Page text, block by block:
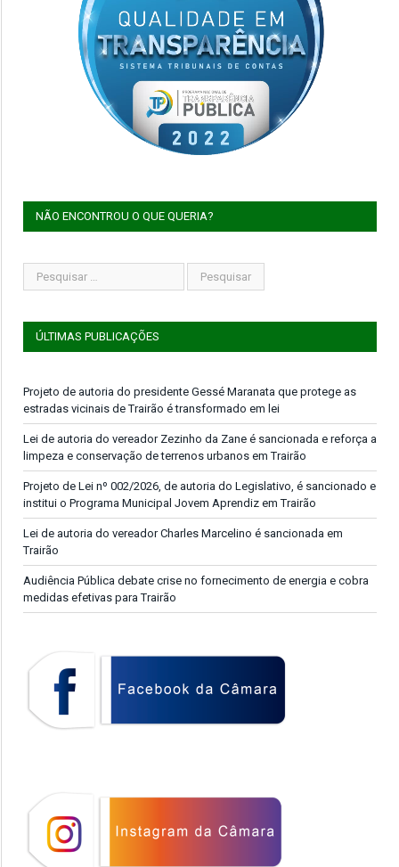
NÃO ENCONTROU O QUE QUERIA?
ÚLTIMAS PUBLICAÇÕES
Projeto de autoria do presidente Gessé Maranata que protege as
estradas vicinais de Trairão é transformado em lei
Lei de autoria do vereador Zezinho da Zane é sancionada e reforça a
limpeza e conservação de terrenos urbanos em Trairão
Projeto de Lei nº 002/2026, de autoria do Legislativo, é sancionado e
institui o Programa Municipal Jovem Aprendiz em Trairão
Lei de autoria do vereador Charles Marcelino é sancionada em
Trairão
Audiência Pública debate crise no fornecimento de energia e cobra
medidas efetivas para Trairão